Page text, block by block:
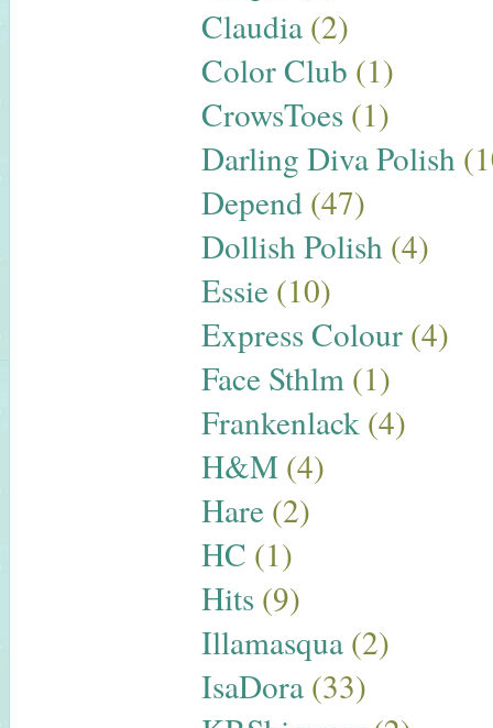
Claudia (2)
Color Club (1)
CrowsToes (1)
Darling Diva Polish
Depend (47)
Dollish Polish (4)
Essie (10)
Express Colour (4)
Face Sthlm (1)
Frankenlack (4)
H&M (4)
Hare (2)
HC (1)
Hits (9)
Illamasqua (2)
IsaDora (33)